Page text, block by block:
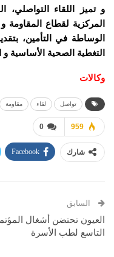
و تميز اللقاء
المركزية لقطاع
الوساطة في التأمين،
التغطية الصحية الأساسية
وكالات
تواصل لقاء مقاومة
0 959
شارك Facebook
السابق
العيون تحتضن أشغال
التاسع لطب الأسرة